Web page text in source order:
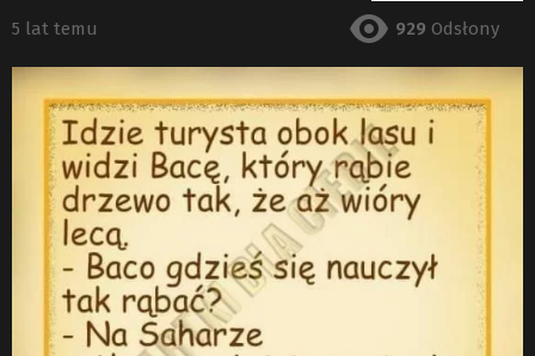
5 lat temu 929 Odsłony